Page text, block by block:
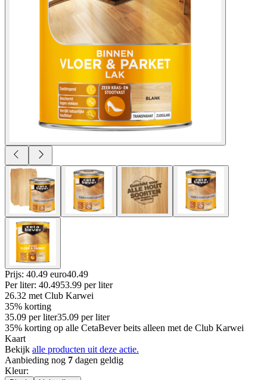
Prijs: 40.49 euro40.49
Per liter: 40.4953.99 per liter
26.32 met Club Karwei
35% korting
35.09 per liter35.09 per liter
35% korting op alle CetaBever beits alleen met de Club Karwei
Kaart
Bekijk alle producten uit deze actie.
Aanbieding nog 7 dagen geldig
Kleur: